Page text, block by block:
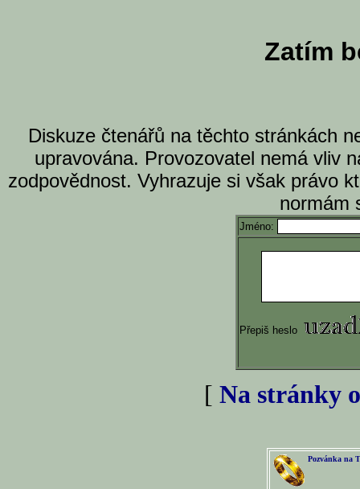
Zatím
Diskuze čtenářů na těchto stránkách
upravována. Provozovatel nemá vliv
zodpovědnost. Vyhrazuje si však právo
normám
Jméno:
Přepiš heslo
[ Na stránky
Pozvánka na